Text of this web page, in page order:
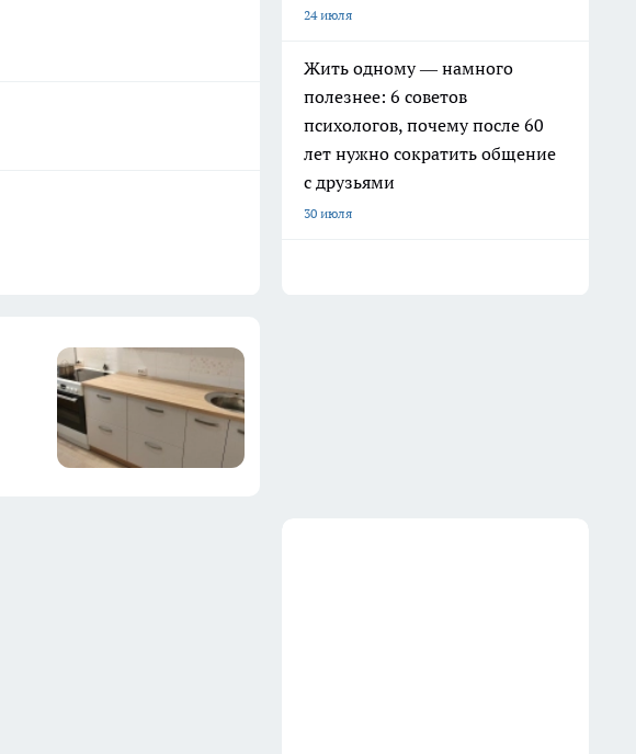
24 июля
Жить одному — намного
полезнее: 6 советов
психологов, почему после 60
лет нужно сократить общение
с друзьями
30 июля